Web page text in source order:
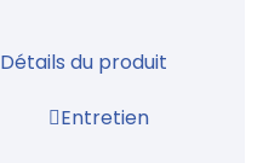
Détails du produit
Entretien